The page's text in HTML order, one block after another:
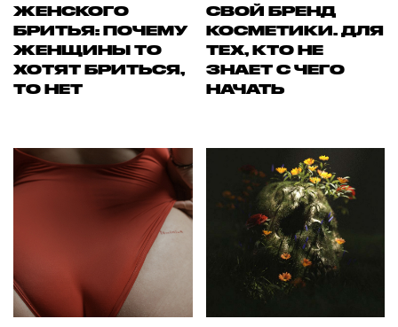
ЖЕНСКОГО
БРИТЬЯ: ПОЧЕМУ
ЖЕНЩИНЫ ТО
ХОТЯТ БРИТЬСЯ,
ТО НЕТ
СВОЙ БРЕНД
КОСМЕТИКИ. ДЛЯ
ТЕХ, КТО НЕ
ЗНАЕТ С ЧЕГО
НАЧАТЬ